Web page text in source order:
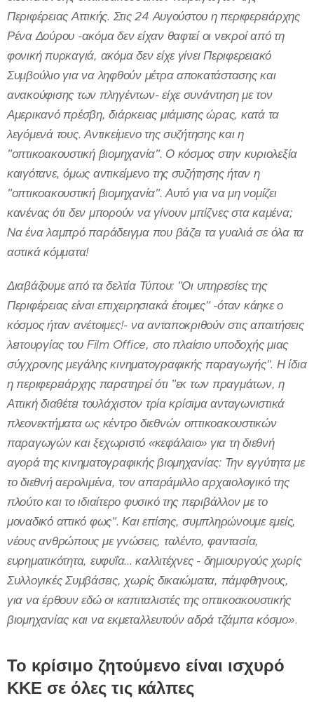
Περιφέρειας Αττικής. Στις 24 Αυγούστου η περιφερειάρχης
Ρένα Δούρου -ακόμα δεν είχαν θαφτεί οι νεκροί από τη
φονική πυρκαγιά, ακόμα δεν είχε γίνει Περιφερειακό
Συμβούλιο για να ληφθούν μέτρα αποκατάστασης και
ανακούφισης των πληγέντων- είχε συνάντηση με τον
Αμερικανό πρέσβη, διάρκειας μιάμισης ώρας, κατά τα
λεγόμενά τους. Αντικείμενο της συζήτησης και η
"οπτικοακουστική βιομηχανία". Ο κόσμος στην κυριολεξία
καιγότανε, όμως αντικείμενο της συζήτησης ήταν η
"οπτικοακουστική βιομηχανία". Αυτό για να μη νομίζει
κανένας ότι δεν μπορούν να γίνουν μπίζνες στα καμένα;
Να ένα λαμπρό παράδειγμα που βάζει τα γυαλιά σε όλα τα
αστικά κόμματα!
Διαβάζουμε από τα δελτία Τύπου: "Οι υπηρεσίες της
Περιφέρειας είναι επιχειρησιακά έτοιμες" -όταν κάηκε ο
κόσμος ήταν ανέτοιμες!- να ανταποκριθούν στις απαιτήσεις
λειτουργίας του Film Office, στο πλαίσιο υποδοχής μιας
σύγχρονης μεγάλης κινηματογραφικής παραγωγής". Η ίδια
η περιφερειάρχης παρατηρεί ότι "εκ των πραγμάτων, η
Αττική διαθέτει τουλάχιστον τρία κρίσιμα ανταγωνιστικά
πλεονεκτήματα ως κέντρο διεθνών οπτικοακουστικών
παραγωγών και ξεχωριστό «κεφάλαιο» για τη διεθνή
αγορά της κινηματογραφικής βιομηχανίας: Την εγγύτητα με
το διεθνή αερολιμένα, τον απαράμιλλο αρχαιολογικό της
πλούτο και το ιδιαίτερο φυσικό της περιβάλλον με το
μοναδικό αττικό φως". Και επίσης, συμπληρώνουμε εμείς,
νέους ανθρώπους με γνώσεις, ταλέντο, φαντασία,
ευρηματικότητα, ευφυΐα... καλλιτέχνες - δημιουργούς χωρίς
Συλλογικές Συμβάσεις, χωρίς δικαιώματα, πάμφθηνους,
για να έρθουν εδώ οι καπιταλιστές της οπτικοακουστικής
βιομηχανίας και να εκμεταλλευτούν αδρά τζάμπα κόσμο».
Το κρίσιμο ζητούμενο είναι ισχυρό
ΚΚΕ σε όλες τις κάλπες